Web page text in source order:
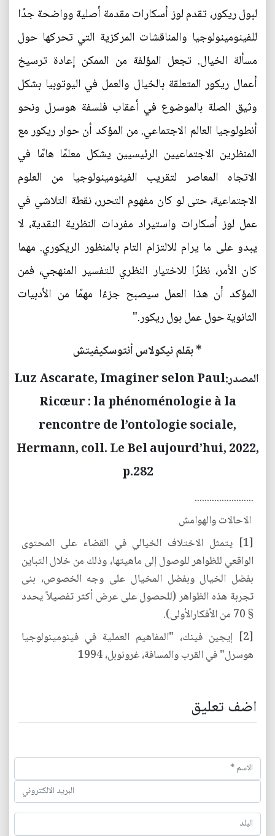
لبول ريكور، تقدم لوز أسكارات مقدمة أصلية وواضحة جدًا
للفينومينولوجيا والمناقشات المركزية التي تحركها حول
مسألة الخيال. تجعل المؤلفة من الممكن إعادة ترسيخ
أعمال ريكور المتعلقة بالخيال والعمل في اليوتوبيا بشكل
وثيق الصلة بالموضوع في أعقاب فلسفة هوسرل ونحو
أنطولوجيا العالم الاجتماعي. من المؤكد أن حوار ريكور مع
المنظرين الاجتماعيين الرئيسيين يشكل معلمًا هامًا في
الاتجاه المعاصر لتقريب الفينومينولوجيا من العلوم
الاجتماعية، حتى لو كان مفهوم التحرر، نقطة التلاشي في
عمل لوز أسكارات واستيراد مفردات النظرية النقدية، لا
يبدو على ما يرام للالتزام التام بالمنظور الريكوري. مهما
كان الأمر، نظرًا للاختيار النظري للتفسير المنهجي، فمن
المؤكد أن هذا العمل سيصبح جزءًا مهمًا من الأدبيات
الثانوية حول عمل بول ريكور."
* بقلم نيكولاس أنتوسكيفيتش
المصدر:Luz Ascarate, Imaginer selon Paul
Ricœur : la phénoménologie à la
rencontre de l’ontologie sociale,
Hermann, coll. Le Bel aujourd’hui, 2022,
p.282
........................
الاحالات والهوامش
[1] يتمثل الاختلاف الخيالي في القضاء على المحتوى
الواقعي للظواهر للوصول إلى ماهيتها، وذلك من خلال التباين
بفضل الخيال وبفضل المخيال على وجه الخصوص، بنى
تجربة هذه الظواهر (للحصول على عرض أكثر تفصيلاً يحدد
§ 70 من الأفكارالأولى).
[2] إيجين فينك، "المفاهيم العملية في فينومينولوجيا
هوسرل" في القرب والمسافة، غرونوبل، 1994
اضف تعليق